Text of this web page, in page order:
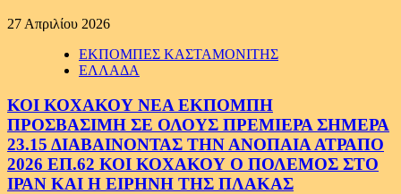
27 Απριλίου 2026
ΕΚΠΟΜΠΕΣ ΚΑΣΤΑΜΟΝΙΤΗΣ
ΕΛΛΑΔΑ
ΚΟΙ ΚΟΧΑΚΟΥ ΝΕΑ ΕΚΠΟΜΠΗ
ΠΡΟΣΒΑΣΙΜΗ ΣΕ ΟΛΟΥΣ ΠΡΕΜΙΕΡΑ ΣΗΜΕΡΑ
23.15 ΔΙΑΒΑΙΝΟΝΤΑΣ ΤΗΝ ΑΝΟΠΑΙΑ ΑΤΡΑΠΟ
2026 ΕΠ.62 ΚΟΙ ΚΟΧΑΚΟΥ Ο ΠΟΛΕΜΟΣ ΣΤΟ
ΙΡΑΝ ΚΑΙ Η ΕΙΡΗΝΗ ΤΗΣ ΠΛΑΚΑΣ